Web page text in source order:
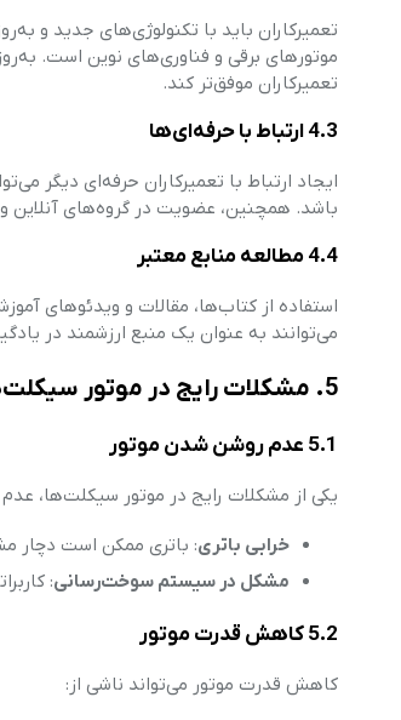
تعمیرکاران باید با تکنولوژی‌های جدید و
موتورهای برقی و فناوری‌های نوین است.
تعمیرکاران موفق‌تر کند.
4.3 ارتباط با حرفه‌ای‌ها
ایجاد ارتباط با تعمیرکاران حرفه‌ای دیگر
باشد. همچنین، عضویت در گروه‌های آنلاین
4.4 مطالعه منابع معتبر
استفاده از کتاب‌ها، مقالات و ویدئوهای
می‌توانند به عنوان یک منبع ارزشمند در
5. مشکلات رایج در موتور سیکلت‌ها
5.1 عدم روشن شدن موتور
یکی از مشکلات رایج در موتور سیکلت‌ها،
خرابی باتری: باتری ممکن است دچار
مشکل در سیستم سوخت‌رسانی:
5.2 کاهش قدرت موتور
کاهش قدرت موتور می‌تواند ناشی از: